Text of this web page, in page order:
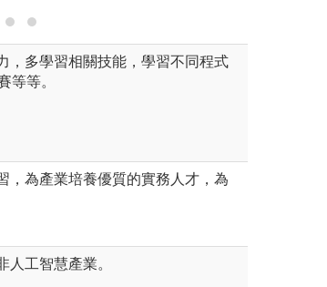
，多學習相關技能，學習不同程式
等等。
，為產業培養優質的實務人才，為
人工智慧產業。